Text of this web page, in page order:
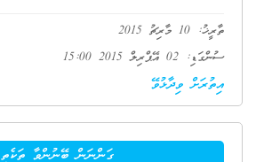
ތާރީޚު: 10 މާރިޗު 2015
ސުންގަޑި: 02 އޭޕްރިލް 2015 15:00
އިތުރަށް ވިދާޅުވޭ
ގަންނަން ބޭނުންވާ ތަކެތި